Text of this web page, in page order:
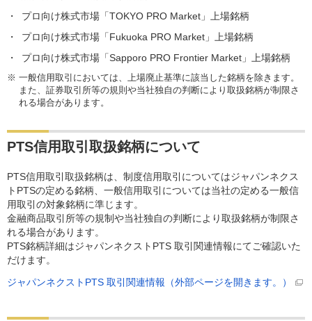
プロ向け株式市場「TOKYO PRO Market」上場銘柄
プロ向け株式市場「Fukuoka PRO Market」上場銘柄
プロ向け株式市場「Sapporo PRO Frontier Market」上場銘柄
※ 一般信用取引においては、上場廃止基準に該当した銘柄を除きます。
また、証券取引所等の規則や当社独自の判断により取扱銘柄が制限さ
れる場合があります。
PTS信用取引取扱銘柄について
PTS信用取引取扱銘柄は、制度信用取引についてはジャパンネクス
トPTSの定める銘柄、一般信用取引については当社の定める一般信
用取引の対象銘柄に準じます。
金融商品取引所等の規制や当社独自の判断により取扱銘柄が制限さ
れる場合があります。
PTS銘柄詳細はジャパンネクストPTS 取引関連情報にてご確認いた
だけます。
ジャパンネクストPTS 取引関連情報（外部ページを開きます。）